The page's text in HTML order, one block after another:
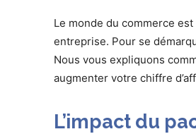
Le monde du commerce
entreprise. Pour se
Nous vous expliquons
augmenter votre chiffre
L’impact du